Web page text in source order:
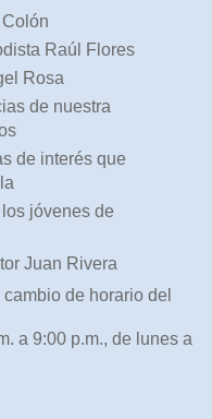
Raúl Flores
Rosa
de nuestra
de interés que
jóvenes de
Juan Rivera
de horario del
a 9:00 p.m., de lunes a